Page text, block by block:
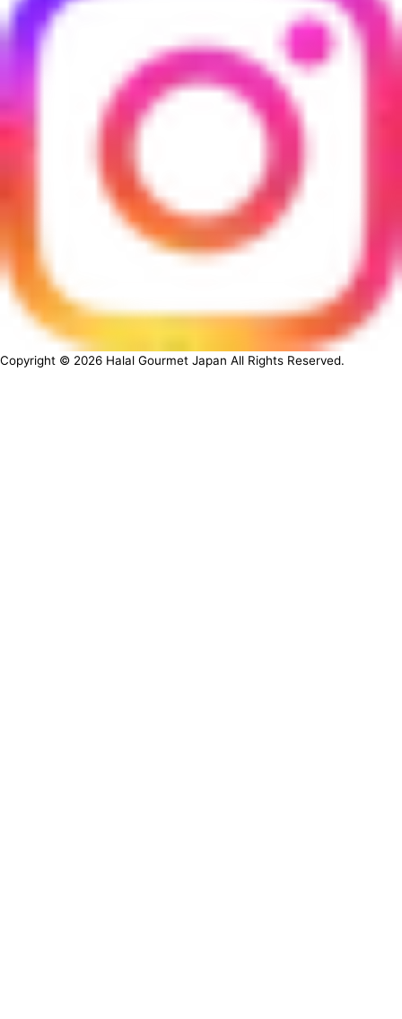
Copyright © 2026 Halal Gourmet Japan All Rights Reserved.